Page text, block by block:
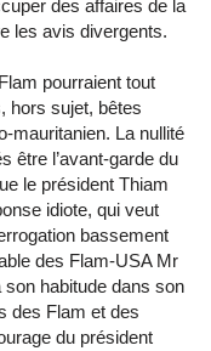
des affaires de la
les avis divergents.
pourraient tout
hors sujet, bêtes
mauritanien. La nullité
être l’avant-garde du
le président Thiam
idiote, qui veut
bassement
des Flam-USA Mr
habitude dans son
des Flam et des
du président